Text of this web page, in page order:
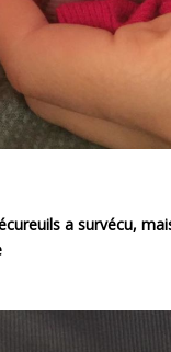
a survécu,